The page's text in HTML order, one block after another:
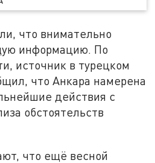
что внимательно
информацию. По
источник в турецком
что Анкара намерена
действия с
обстоятельств
что ещё весной